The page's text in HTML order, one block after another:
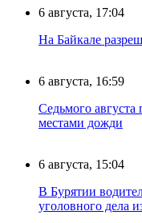
6 августа, 17:04
На Байкале
6 августа, 16:59
Седьмого августа
местами дожди
6 августа, 15:04
В Бурятии
уголовного дела